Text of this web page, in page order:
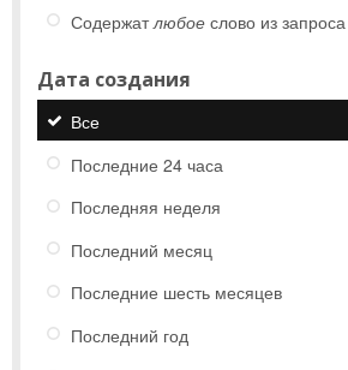
Содержатлюбое слово из запроса
Дата создания
Все
Последние 24 часа
Последняя неделя
Последний месяц
Последние шесть месяцев
Последний год